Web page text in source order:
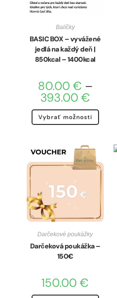
Balíčky
BASIC BOX – vyvážené
jedlá na každý deň |
850kcal – 1400kcal
80.00€ –
393.00€
Vybrať možnosti
Darčekové poukážky
Darčeková poukážka –
150€
150.00€